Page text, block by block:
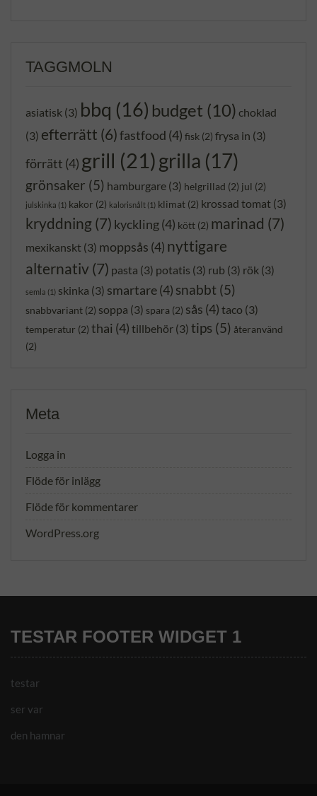
TAGGMOLN
asiatisk (3) bbq (16) budget (10) choklad
(3) efterrätt (6)fastfood (4) fisk (2) frysa in (3)
förrätt (4) grill (21)grilla (17)
grönsaker (5) hamburgare (3) helgrillad (2) jul (2)
julskinka (1) kakor (2) kalorisnålt (1) klimat (2) krossad tomat (3)
kryddning(7) kyckling(4) kött (2) marinad (7)
mexikanskt (3) moppsås (4) nyttigare
alternativ(7) pasta (3) potatis (3) rub (3) rök (3)
semla (1) skinka (3) smartare(4) snabbt (5)
snabbvariant (2) soppa (3) spara (2) sås (4) taco (3)
temperatur (2) thai (4) tillbehör (3) tips (5) återanvänd
(2)
Meta
Logga in
Flöde för inlägg
Flöde för kommentarer
WordPress.org
TESTAR FOOTER WIDGET 1
testar
ser var
den hamnar